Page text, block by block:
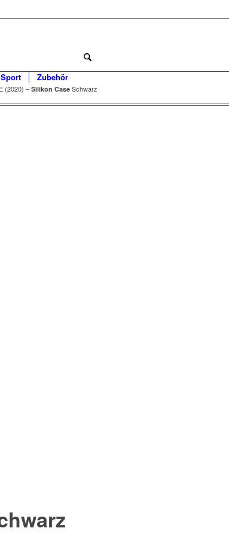
Sport Zubehör
(2020) – Silikon Case Schwarz